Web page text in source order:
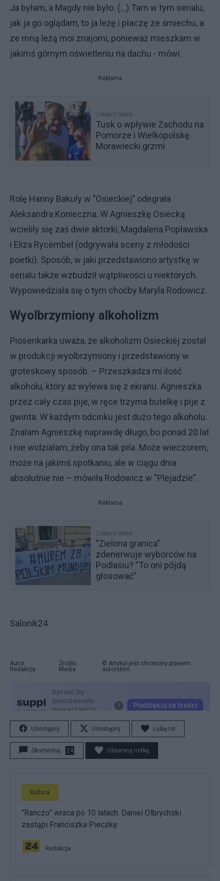
Ja byłam, a Magdy nie było. (...) Tam w tym serialu,
jak ja go oglądam, to ja leżę i płaczę ze śmiechu, a
ze mną leżą moi znajomi, ponieważ mieszkam w
jakimś górnym oświetleniu na dachu - mówi.
Reklama
Zobacz także
Tusk o wpływie Zachodu na
Pomorze i Wielkopolskę.
Morawiecki grzmi
Rolę Hanny Bakuły w "Osieckiej" odegrała
Aleksandra Konieczna. W Agnieszkę Osiecką
wcieliły się zaś dwie aktorki, Magdalena Popławska
i Eliza Rycembel (odgrywała sceny z młodości
poetki). Sposób, w jaki przedstawiono artystkę w
serialu także wzbudził wątpliwości u niektórych.
Wypowiedziała się o tym choćby Maryla Rodowicz.
Wyolbrzymiony alkoholizm
Piosenkarka uważa, że alkoholizm Osieckiej został
w produkcji wyolbrzymiony i przedstawiony w
groteskowy sposób. – Przeszkadza mi ilość
alkoholu, który aż wylewa się z ekranu. Agnieszka
przez cały czas pije, w ręce trzyma butelkę i pije z
gwinta. W każdym odcinku jest dużo tego alkoholu.
Znałam Agnieszkę naprawdę długo, bo ponad 20 lat
i nie widziałam, żeby ona tak piła. Może wieczorem,
może na jakimś spotkaniu, ale w ciągu dnia
absolutnie nie – mówiła Rodowicz w "Plejadzie".
Reklama
Zobacz także
"Zielona granica"
zdenerwuje wyborców na
Podlasiu? "To oni pójdą
głosować"
Salonik24
Autor:
Redakcja
Źródło:
Media
© Artykuł jest chroniony prawem
autorskim.
Udostępnij Udostępnij Lubię to!
Skomentuj 24 Obserwuj notkę
Kultura
"Ranczo” wraca po 10 latach. Daniel Olbrychski
zastąpi Franciszka Pieczkę
Redakcja